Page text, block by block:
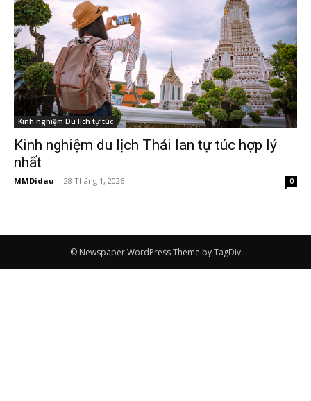
Kinh nghiệm Du lịch tự túc
Kinh nghiệm du lịch Thái lan tự túc hợp lý
nhất
MMDidau - 28 Tháng 1, 2026 0
© Newspaper WordPress Theme by TagDiv